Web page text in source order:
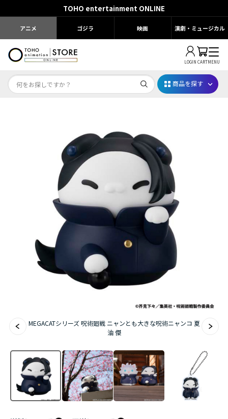
TOHO entertainment ONLINE
アニメ ゴジラ 映画 演劇・ミュージカル
LOGIN CARTMENU
映画ちいかわ
じゅじゅフェス 2026
薬屋のひとりごと 夏の園遊会2026
名探偵コナン
アニメ『僕のヒーローアカデミア』10周年
ハイキュー!!ジャージ＆ユニフォーム
『無職転生Ⅲ ～異世界行ったら本気だす～』
『ふつつかな悪女ではございますが ～雛宮蝶鼠と
商品を探す
MEGACATシリーズ 呪術廻戦 ニャンとも大きな呪術ニャンコ 夏
油 傑